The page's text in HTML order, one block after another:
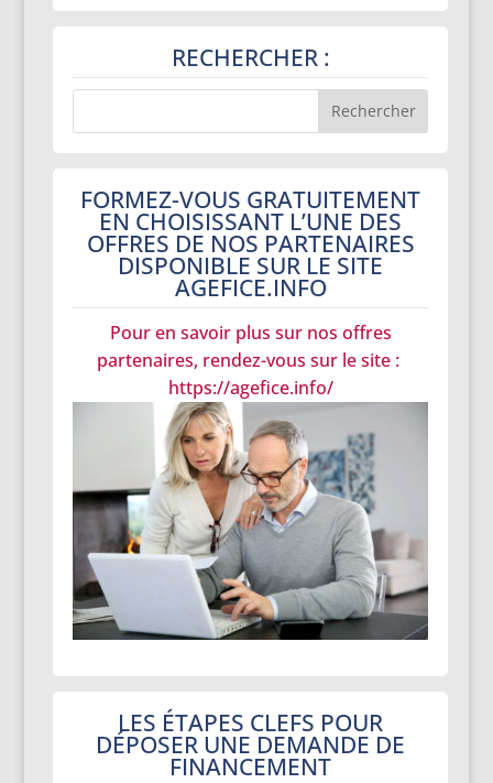
RECHERCHER :
FORMEZ-VOUS GRATUITEMENT
EN CHOISISSANT L’UNE DES
OFFRES DE NOS PARTENAIRES
DISPONIBLE SUR LE SITE
AGEFICE.INFO
Pour en savoir plus sur nos offres
partenaires, rendez-vous sur le site :
https://agefice.info/
LES ÉTAPES CLEFS POUR
DÉPOSER UNE DEMANDE DE
FINANCEMENT